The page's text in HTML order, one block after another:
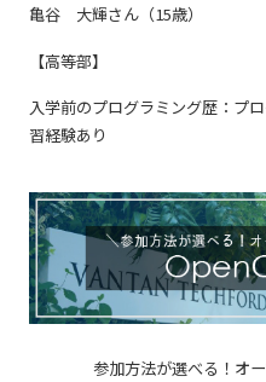
亀谷 大輝さん（15歳）
【高等部】
入学前のプログラミング歴：プ
習経験あり
参加方法が選べる！オ